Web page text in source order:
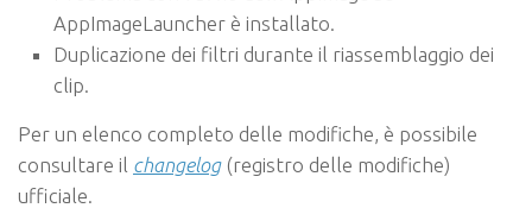
AppImageLauncher è installato.
Duplicazione dei filtri durante il riassemblaggio dei
clip.
Per un elenco completo delle modifiche, è possibile
consultare il changelog(registro delle modifiche)
ufficiale.